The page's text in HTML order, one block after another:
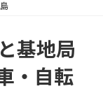
基地局
・自転